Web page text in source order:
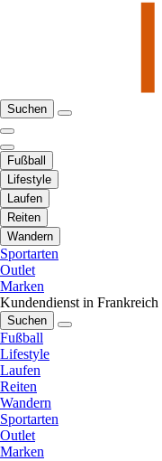
Suchen
Fußball
Lifestyle
Laufen
Reiten
Wandern
Sportarten
Outlet
Marken
Kundendienst in Frankreich
Suchen
Fußball
Lifestyle
Laufen
Reiten
Wandern
Sportarten
Outlet
Marken